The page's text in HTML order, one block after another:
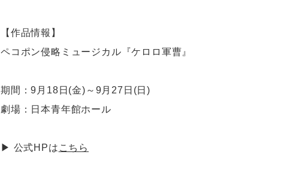
【作品情報】
ペコポン侵略ミュージカル『ケロロ軍曹』
期間：9月18日(金)～9月27日(日)
劇場：日本青年館ホール
▶ 公式HPは こちら